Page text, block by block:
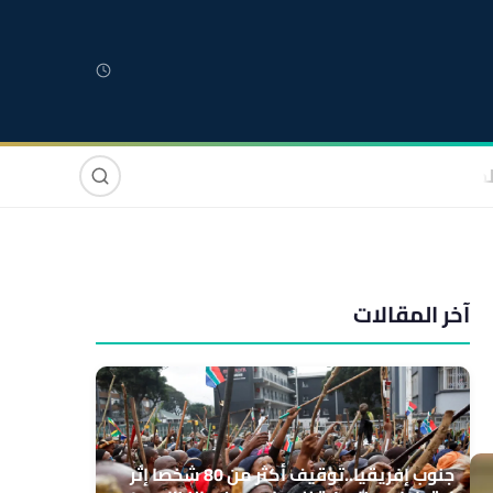
صوت وصورة
آخر المقالات
جنوب إفريقيا..توقيف أكثر من 80 شخصا إثر